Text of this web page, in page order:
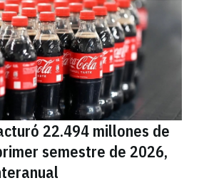
22.494 millones de
semestre de 2026,